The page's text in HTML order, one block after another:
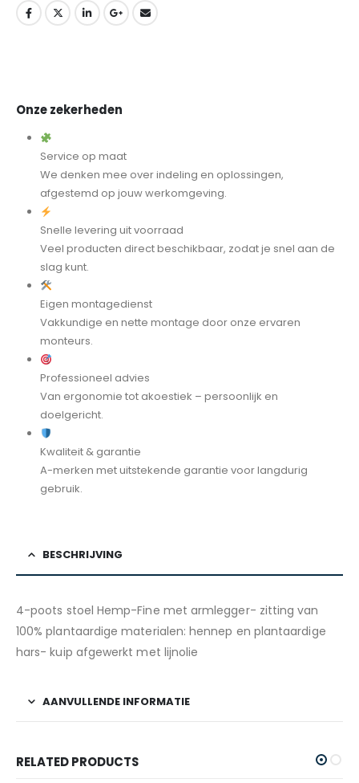
Onze zekerheden
Service op maat
We denken mee over indeling en oplossingen,
afgestemd op jouw werkomgeving.
Snelle levering uit voorraad
Veel producten direct beschikbaar, zodat je snel aan de
slag kunt.
Eigen montagedienst
Vakkundige en nette montage door onze ervaren
monteurs.
Professioneel advies
Van ergonomie tot akoestiek – persoonlijk en
doelgericht.
Kwaliteit & garantie
A-merken met uitstekende garantie voor langdurig
gebruik.
BESCHRIJVING
4-poots stoel Hemp-Fine met armlegger- zitting van
100% plantaardige materialen: hennep en plantaardige
hars- kuip afgewerkt met lijnolie
AANVULLENDE INFORMATIE
RELATED PRODUCTS